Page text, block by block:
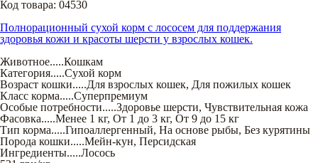
Код товара: 04530
Полнорационный сухой корм с лососем для поддержания
здоровья кожи и красоты шерсти у взрослых кошек.
Животное.....Кошкам
Категория.....Сухой корм
Возраст кошки.....Для взрослых кошек, Для пожилых кошек
Класс корма.....Суперпремиум
Особые потребности.....Здоровье шерсти, Чувствительная кожа
Фасовка.....Менее 1 кг, От 1 до 3 кг, От 9 до 15 кг
Тип корма.....Гипоаллергенный, На основе рыбы, Без курятины
Порода кошки.....Мейн-кун, Персидская
Ингредиенты.....Лосось